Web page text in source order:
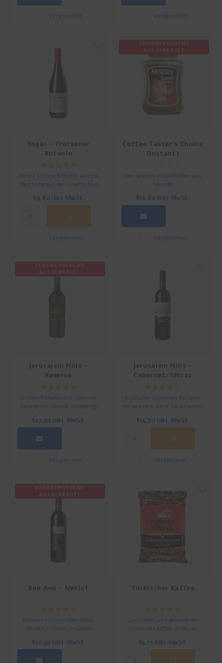
Vergleichen Vergleichen
Segal - Trockener
Rotwein
Dieser schöne Rotwein ist eine
Mischung aus der israelischen
und Syrah.
€9,80 Inkl. MwSt.
Vergleichen
VORÜBERGEHEND
AUSVERKAUFT
Coffee Taster's Choice
(Instant)
Der beliebte Instantkaffee von
Nescafe
€16,80 Inkl. MwSt.
Vergleichen
VORÜBERGEHEND
AUSVERKAUFT
Jerusalem Hills -
Reserve
Großer Rotwein aus Cabernet
Sauvignon, Merlot. Einzigartig
Judäa. Köstlich für ein festliches
€23,95 Inkl. MwSt.
Vergleichen
Jerusalem Hills -
Cabernet/Shiraz
Köstlicher trockener Rotwein
mit weichen, nicht zu schweren
Nudelgerichten, Brathähnchen,
€14,50 Inkl. MwSt.
Vergleichen
VORÜBERGEHEND
AUSVERKAUFT
Ben Ami - Merlot
Schöner vollmundiger Wein,
dessen Trauben in Galiläa
fester Basis.
€10,95 Inkl. MwSt.
Türkischer Kaffee
Gerösteter und gemahlener
türkischer Kaffee im Beutel
€4,15 Inkl. MwSt.